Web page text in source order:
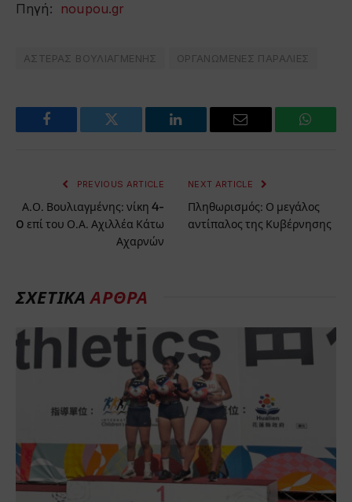
Πηγή: noupou.gr
ΑΣΤΕΡΑΣ ΒΟΥΛΙΑΓΜΕΝΗΣ ΟΡΓΑΝΩΜΕΝΕΣ ΠΑΡΑΛΙΕΣ
Facebook Twitter LinkedIn Email
PREVIOUS ARTICLE
Α.Ο. Βουλιαγμένης: νίκη 4-
0 επί του Ο.Α. Αχιλλέα Κάτω
Αχαρνών
NEXT ARTICLE
Πληθωρισμός: Ο μεγάλος
αντίπαλος της Κυβέρνησης
ΣΧΕΤΙΚΆΆΡΘΡΑ